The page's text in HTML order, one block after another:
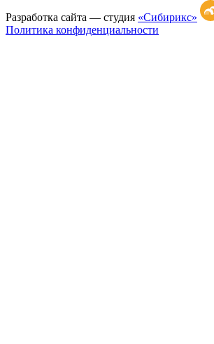
Разработка сайта — студия «Сибирикс»
Политика конфиденциальности